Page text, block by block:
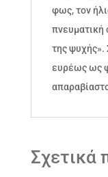
φως, τον
πνευματική
της ψυχής».
ευρέως ως
Σχετικά